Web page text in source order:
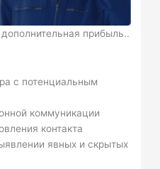
прибыль..
с потенциальным
коммуникации
контакта
явных и скрытых